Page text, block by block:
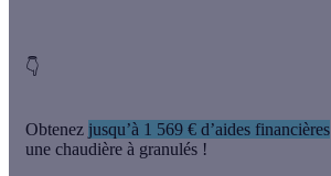
👇
Obtenez jusqu’à 1 569 € d’aides financières
une chaudière à granulés !